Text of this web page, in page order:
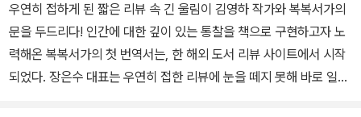
적 통제와 정서적 지배를 전문으로 하는 심리치료사로 활발한 활동을
이어가고 있다.
우연히 접하게 된 짧은 리뷰 속 긴 울림이 김영하 작가와 복복서가의
문을 두드리다! 인간에 대한 깊이 있는 통찰을 책으로 구현하고자 노
력해온 복복서가의 첫 번역서는, 한 해외 도서 리뷰 사이트에서 시작
되었다. 장은수 대표는 우연히 접한 리뷰에 눈을 떼지 못해 바로 일독